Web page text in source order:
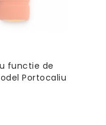
functie de
Portocaliu